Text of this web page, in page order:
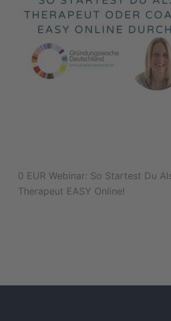
0 EUR Webinar: So Startest Du
Therapeut EASY Online!